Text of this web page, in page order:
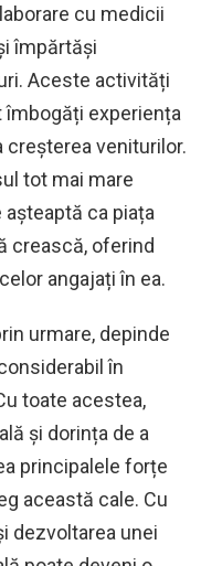
cu medicii
împărtăși
Aceste activități
experiența
creșterea veniturilor.
tot mai mare
ca piața
crească, oferind
angajați în ea.
urmare, depinde
în
toate acestea,
și dorința de a
principalele forțe
această cale. Cu
dezvoltarea unei